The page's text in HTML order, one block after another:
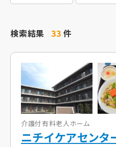
検索結果 33件
介護付有料老人ホーム
ニチイケアセン